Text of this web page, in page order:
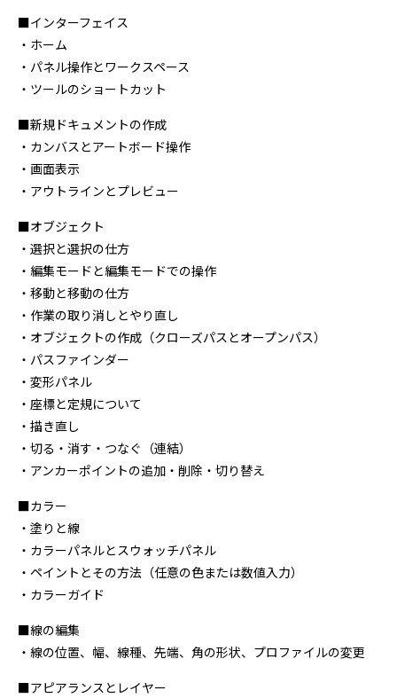
■インターフェイス
・ホーム
・パネル操作とワークスペース
・ツールのショートカット
■新規ドキュメントの作成
・カンバスとアートボード操作
・画面表示
・アウトラインとプレビュー
■オブジェクト
・選択と選択の仕方
・編集モードと編集モードでの操作
・移動と移動の仕方
・作業の取り消しとやり直し
・オブジェクトの作成（クローズパスとオープンパス）
・パスファインダー
・変形パネル
・座標と定規について
・描き直し
・切る・消す・つなぐ（連結）
・アンカーポイントの追加・削除・切り替え
■カラー
・塗りと線
・カラーパネルとスウォッチパネル
・ペイントとその方法（任意の色または数値入力）
・カラーガイド
■線の編集
・線の位置、幅、線種、先端、角の形状、プロファイルの変更
■アピアランスとレイヤー